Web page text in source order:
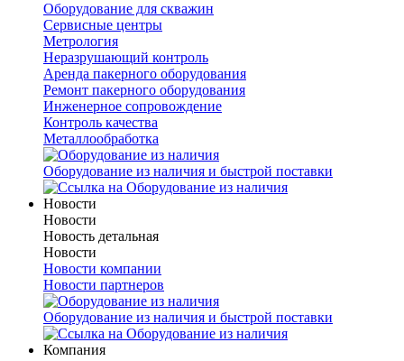
Оборудование для скважин
Сервисные центры
Метрология
Неразрушающий контроль
Аренда пакерного оборудования
Ремонт пакерного оборудования
Инженерное сопровождение
Контроль качества
Металлообработка
Оборудование из наличия и быстрой поставки
Новости
Новости
Новость детальная
Новости
Новости компании
Новости партнеров
Оборудование из наличия и быстрой поставки
Компания